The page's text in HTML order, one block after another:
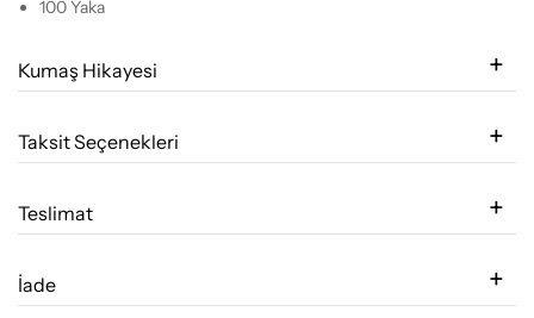
100 Yaka
Kumaş Hikayesi
Taksit Seçenekleri
Teslimat
İade